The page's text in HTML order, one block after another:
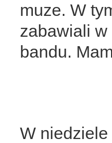
muze. W
zabawiali
bandu.
W